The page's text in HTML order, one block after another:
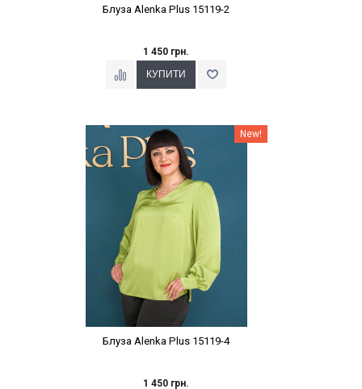
Блуза Alenka Plus 15119-2
1 450 грн.
Наклейки Варіант з % New!
Блуза Alenka Plus 15119-4
1 450 грн.